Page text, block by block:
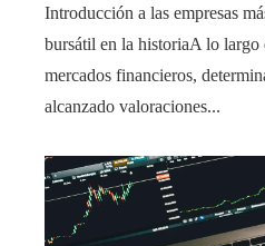
Introducción a las empresas
bursátil en la historiaA lo largo
mercados financieros,
alcanzado valoraciones...